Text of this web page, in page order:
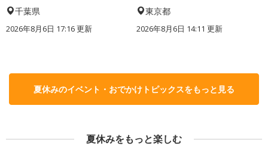
千葉県
2026年8月6日 17:16更新
東京都
2026年8月6日 14:11 更新
夏休みのイベント・おでかけトピックスをもっと見る
夏休みをもっと楽しむ